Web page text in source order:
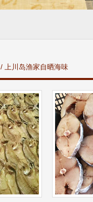
/ 上川岛渔家自晒海味